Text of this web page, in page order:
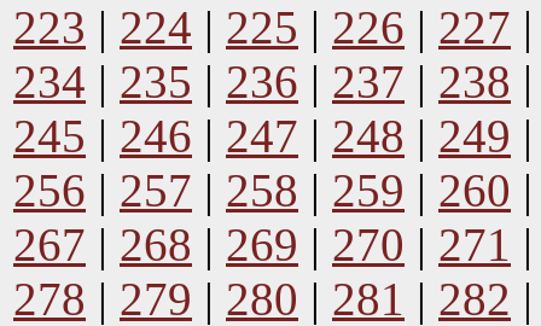
223 | 224 | 225 | 226 | 227
234 | 235 | 236 | 237 | 238
245 | 246 | 247 | 248 | 249
256 | 257 | 258 | 259 | 260
267 | 268 | 269 | 270 | 271
278 | 279 | 280 | 281 | 282